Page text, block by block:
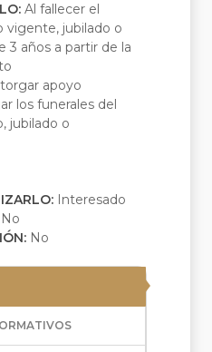
Al fallecer el
vigente, jubilado o
3 años a partir de la
apoyo
los funerales del
jubilado o
Interesado
No
No